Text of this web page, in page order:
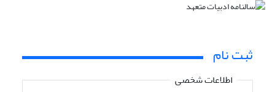
ثبت نام
اطلاعات شخصی